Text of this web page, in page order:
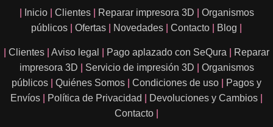
Inicio Clientes Reparar impresora 3D
Organismos
públicos
Ofertas Novedades Contacto Blog
Clientes Aviso legal Pago aplazado con SeQura
Reparar
impresora 3D
Servicio de impresión 3D
Organismos
públicos
Quiénes Somos Condiciones de uso
Pagos y
Envíos
Política de Privacidad Devoluciones y Cambios
Contacto